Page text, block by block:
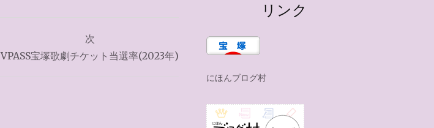
次
VPASS宝塚歌劇チケット当選率(2023年)
リンク
にほんブログ村